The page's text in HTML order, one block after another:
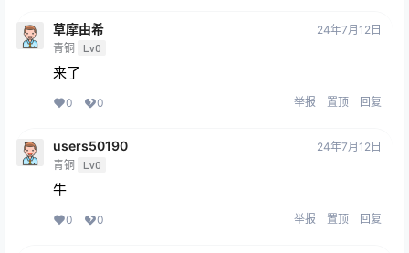
草摩由希
青铜 Lv0
24年7月12日
来了
0 0 举报 置顶 回复
users50190
青铜 Lv0
24年7月12日
牛
0 0 举报 置顶 回复